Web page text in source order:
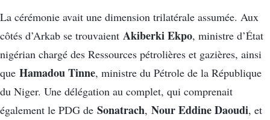
La cérémonie avait une dimension trilatérale assumée. Aux
côtés d’Arkab se trouvaient Akiberki Ekpo, ministre d’État
nigérian chargé des Ressources pétrolières et gazières, ainsi
que Hamadou Tinne, ministre du Pétrole de la République
du Niger. Une délégation au complet, qui comprenait
également le PDG de Sonatrach, Nour Eddine Daoudi, et